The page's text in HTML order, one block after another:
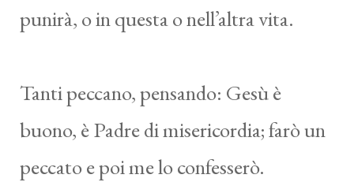
punirà, o in questa o nell’altra vita.
Tanti peccano, pensando: Gesù è
buono, è Padre di misericordia; farò un
peccato e poi me lo confesserò.